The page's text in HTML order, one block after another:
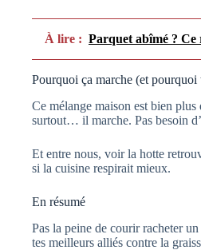
À lire : Parquet abîmé ? Ce
Pourquoi ça marche (et
Ce mélange maison est bien
surtout… il marche. Pas besoin
Et entre nous, voir la hotte
si la cuisine respirait mieux.
En résumé
Pas la peine de courir racheter
tes meilleurs alliés contre la